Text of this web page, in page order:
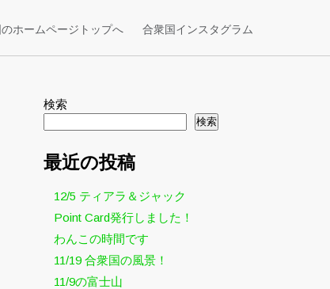
ホームページトップへ 合衆国インスタグラム
検索
検索
最近の投稿
12/5 ティアラ＆ジャック
Point Card発行しました！
わんこの時間です
11/19 合衆国の風景！
11/9の富士山